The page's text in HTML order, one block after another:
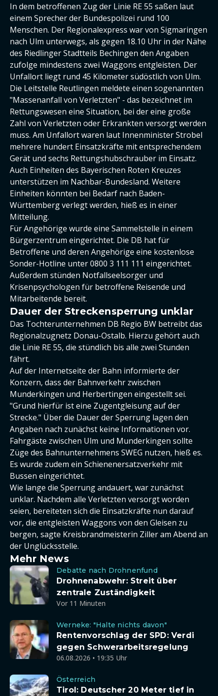
In dem betroffenen Zug der Linie RE 55 saßen laut
einem Sprecher der Bundespolizei rund 100
Menschen. Der Regionalexpress war von Sigmaringen
nach Ulm unterwegs, als gegen 18.10 Uhr in der Nähe
des Riedlinger Stadtteils Bechingen den Angaben
zufolge mindestens zwei Waggons entgleisten. Der
Unfallort liegt rund 45 Kilometer südöstlich von Ulm.
Die Leitstelle Reutlingen meldete einen sogenannten
"Massenanfall von Verletzten" - das bezeichnet im
Rettungswesen eine Situation, bei der eine große
Zahl von Verletzten oder Erkrankten versorgt werden
muss. Am Unfallort waren laut Innenminister Strobel
mehrere hundert Einsatzkräfte mit entsprechendem
Gerät und sechs Rettungshubschrauber im Einsatz.
Auch Einheiten des Bayerischen Roten Kreuzes
unterstützen im Nachbar-Bundesland. Weitere
Einheiten könnten bei Bedarf nach Baden-
Württemberg verlegt werden, hieß es in einer
Mitteilung.
Für Angehörige wurde eine Sammelstelle in einem
Bürgerzentrum eingerichtet. Die DB hat für
Betroffene und deren Angehörige eine kostenlose
Sonder-Hotline unter 0800 3 111 111 eingerichtet.
Außerdem stünden Notfallseelsorger und
Krisenpsychologen für betroffene Reisende und
Mitarbeitende bereit.
Dauer der Streckensperrung unklar
Das Tochterunternehmen DB Regio BW betreibt das
Regionalzugnetz Donau-Ostalb. Hierzu gehört auch
die Linie RE 55, die stündlich bis alle zwei Stunden
fährt.
Auf der Internetseite der Bahn informierte der
Konzern, dass der Bahnverkehr zwischen
Munderkingen und Herbertingen eingestellt sei.
"Grund hierfür ist eine Zugentgleisung auf der
Strecke." Über die Dauer der Sperrung lagen den
Angaben nach zunächst keine Informationen vor.
Fahrgäste zwischen Ulm und Munderkingen sollte
Züge des Bahnunternehmens SWEG nutzen, hieß es.
Es wurde zudem ein Schienenersatzverkehr mit
Bussen eingerichtet.
Wie lange die Sperrung andauert, war zunächst
unklar. Nachdem alle Verletzten versorgt worden
seien, bereiteten sich die Einsatzkräfte nun darauf
vor, die entgleisten Waggons von den Gleisen zu
bergen, sagte Kreisbrandmeisterin Ziller am Abend an
der Unglücksstelle.
Mehr News
Debatte nach Drohnenfund
Drohnenabwehr: Streit über
zentrale Zuständigkeit
Vor 11 Minuten
Werneke: "Halte nichts davon"
Rentenvorschlag der SPD: Verdi
gegen Schwerarbeitsregelung
06.08.2026 • 19:35 Uhr
Österreich
Tirol: Deutscher 20 Meter tief in